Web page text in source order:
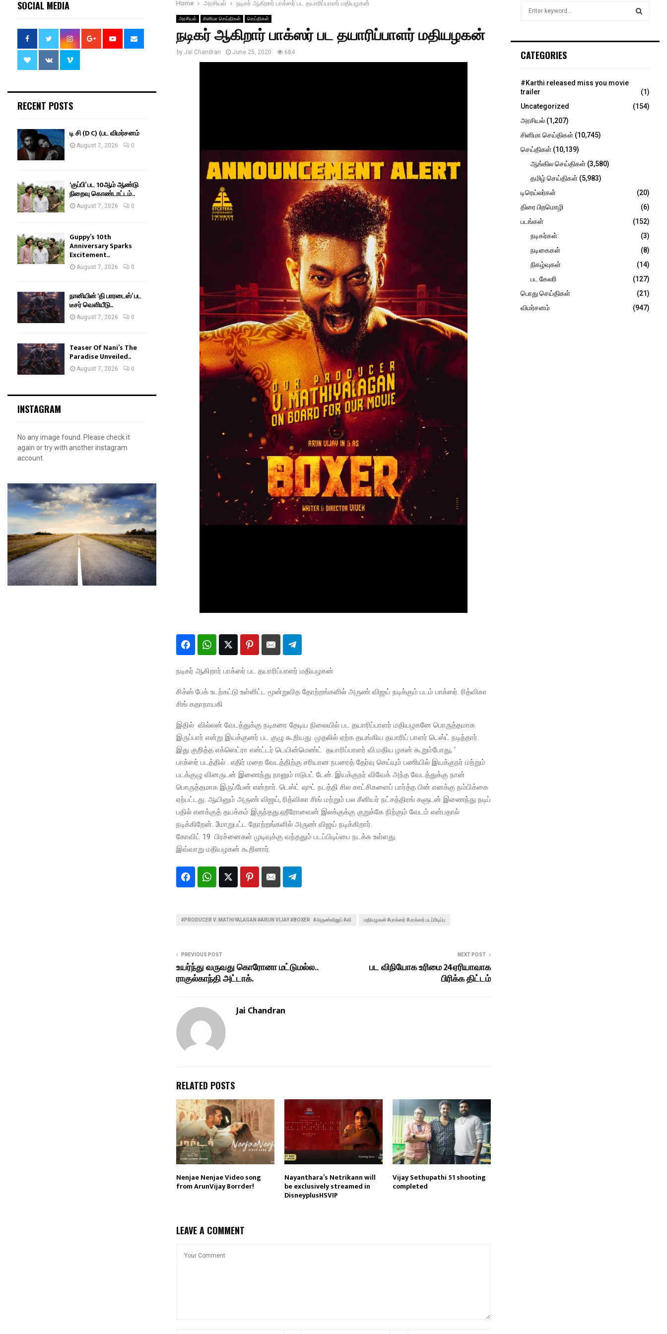
Home அரசியல் நடிகர் ஆகிறார் பாக்ஸர் பட தயாரிப்பாளர் மதியழகன்
அரசியல் சினிமா செய்திகள் செய்திகள்
நடிகர் ஆகிறார் பாக்ஸர் பட தயாரிப்பாளர் மதியழகன்
by Jai Chandran June 25, 2020 684
நடிகர் ஆகிறார் பாக்ஸர் பட தயாரிப்பாளர் மதியழகன்
சிக்ஸ் பேக் உடற்கட்டு உள்ளிட்ட மூன்றுவித தோற்றங்களில் அருண் விஜய் நடிக்கும் படம் பாக்ஸர். ரித்விகா
சிங் கதாநாயகி
இதில் வில்லன் வேடத்துக்கு நடிகரை தேடிய நிலையில் பட தயாரிப்பாளர் மதியழகனே பொருத்தமாக
இருப்பார் என்று இயக்குனர் பட குழு கூறியது. முதலில் ஏற்க தயங்கிய தயாரிப் பாளர் டெஸ்ட் நடித்தார்.
இது குறித்த எக்ஸெட்ரா என்ட்டர் டெயின்மெண்ட் தயாரிப்பாளர் வி.மதிய ழகன் கூறும்போது, ‘
பாக்ஸர் படத்தில் . எதிர் மறை வேடத்திற்கு சரியான நபரைத் தேர்வு செய்யும் பணியில் இயக்குநர் மற்றும்
படக்குழு வினருடன் இணைந்து நானும் ஈடுபட் டேன். இயக்குநர் விவேக் அந்த வேடத்துக்கு நான்
பொருத்தமாக இருப்பேன் என்றார். டெஸ்ட் ஷுட் நடத்தி சில காட்சிகளைப் பார்த்த பின் எனக்கு நம்பிக்கை
ஏற்பட்டது. ஆயினும் அருண் விஜய், ரித்விகா சிங் மற்றும் பல சீனியர் நட்சத்திரங் களுடன் இணைந்து நடிப்
பதில் எனக்குத் தயக்கம் இருந்தது.ஹீரோவைன் இலக்குக்கு குறுக்கே நிற்கும் வேடம் என்பதால்
நடிக்கிறேன். 3மாறுபட்ட தோற்றங்களில் அருண் விஜய் நடிக்கிறார்.
கோவிட் 19 பிரச்னைகள் முடிவுக்கு வந்ததும் படப்பிடிப்பை நடக்க உள்ளது.
இவ்வாறு மதியழகன் கூறினார்.
#PRODUCER V. MATHIYALAGAN #ARUN VIJAY #BOXER #அருண்விஜய் #வி மதியழகன் #பாக்ஸர் #பாக்ஸர் படப்பிடிப்பு
PREVIOUS POST
உயர்ந்து வருவது கொரோனா மட்டுமல்ல..
ராகுல்காந்தி அட்டாக்.
NEXT POST
பட விநியோக உரிமை 24ஏரியாவாக
பிரிக்க திட்டம்
Jai Chandran
RELATED POSTS
Nenjae Nenjae Video song
from ArunVijay Borrder!
Nayanthara’s Netrikann will
be exclusively streamed in
DisneyplusHSVIP
Vijay Sethupathi 51 shooting
completed
LEAVE A COMMENT
SOCIAL MEDIA
RECENT POSTS
டி சி (D C) (பட விமர்சனம்
August 7, 2026 0
‘குப்பி’ பட 10ஆம் ஆண்டு
நிறைவு கொண்டாட்டம்..
August 7, 2026 0
Guppy’s 10th
Anniversary Sparks
Excitement..
August 7, 2026 0
நானியின் ‘தி பாரடைஸ்’ பட
டீசர் வெளியீடு..
August 7, 2026 0
Teaser Of Nani’s The
Paradise Unveiled..
August 7, 2026 0
INSTAGRAM
No any image found. Please check it
again or try with another instagram
account.
h
o
r
C
CATEGORIES
#Karthi released miss you movie
trailer
(1)
Uncategorized
(154)
அரசியல் (1,207)
சினிமா செய்திகள் (10,745)
செய்திகள் (10,139)
ஆங்கில செய்திகள் (3,580)
தமிழ் செய்திகள் (5,983)
டிரெய்லர்கள்
(20)
திரை பிறமொழி
(6)
படங்கள்
(152)
நடிகர்கள்
(3)
நடிகைகள்
(8)
நிகழ்வுகள்
(14)
பட கேலரி
(127)
பொது செய்திகள்
(21)
விமர்சனம்
(947)